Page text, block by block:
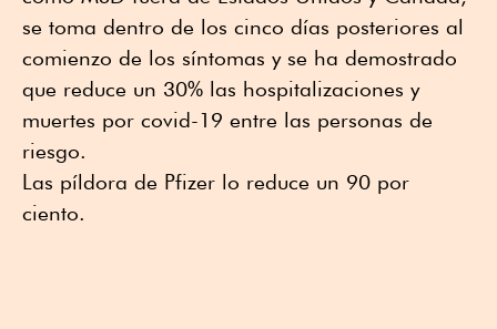
se toma dentro de los cinco días posteriores al
comienzo de los síntomas y se ha demostrado
que reduce un 30% las hospitalizaciones y
muertes por covid-19 entre las personas de
riesgo.
Las píldora de Pfizer lo reduce un 90 por
ciento.